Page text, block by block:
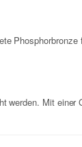
Phosphorbronze
werden. Mit